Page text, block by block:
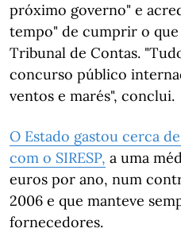
próximo governo" e
tempo" de cumprir o
Tribunal de Contas.
concurso público
ventos e marés", conclui.
O Estado gastou cerca
com o SIRESP, a uma
euros por ano, num
2006 e que manteve
fornecedores.